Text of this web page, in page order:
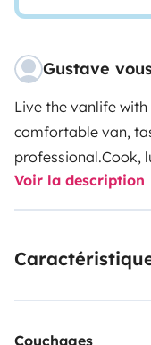
Gustave
Live the vanlife
comfortable van,
professional.Cook,
hotplate, sink,
seating area, 2
the double bed. A
passenger seat
Voir la description
Couchages